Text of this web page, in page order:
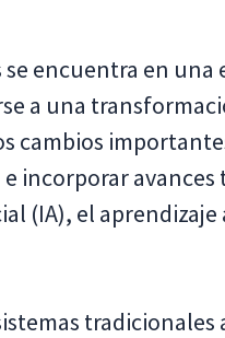
encuentra en una
a una
cambios
incorporar
(IA), el